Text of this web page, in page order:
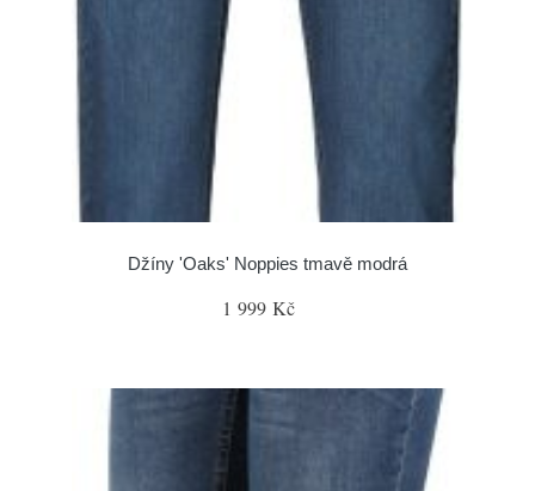
Džíny 'Oaks' Noppies tmavě modrá
1 999 Kč